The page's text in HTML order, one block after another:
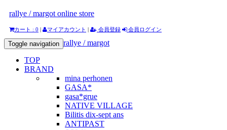
rallye / margot online store
カート : 0 | マイアカウント | 会員登録 会員ログイン
rallye / margot
Toggle navigation
TOP
BRAND
mina perhonen
GASA*
gasa*grue
NATIVE VILLAGE
Bilitis dix-sept ans
ANTIPAST